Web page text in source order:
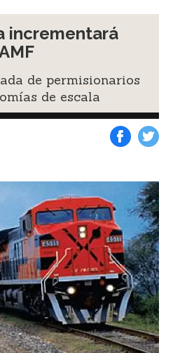
incrementará
de permisionarios
de escala